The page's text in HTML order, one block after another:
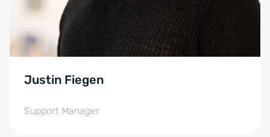
Justin Fiegen
Support Manager